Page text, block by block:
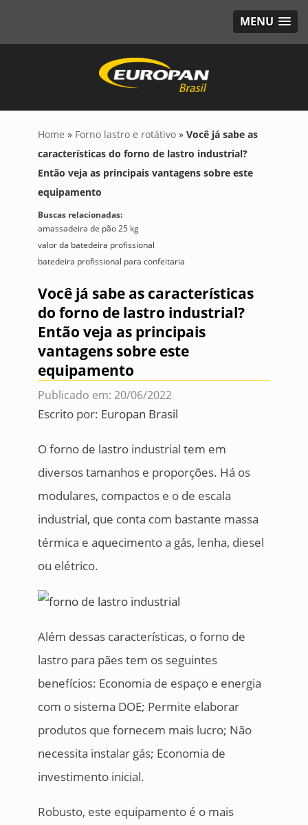
MENU
Home » Forno lastro e rotátivo » Você já sabe as
características do forno de lastro industrial?
Então veja as principais vantagens sobre este
equipamento
Buscas relacionadas:
amassadeira de pão 25 kg
valor da batedeira profissional
batedeira profissional para confeitaria
Você já sabe as características
do forno de lastro industrial?
Então veja as principais
vantagens sobre este
equipamento
Publicado em: 20/06/2022
Escrito por: Europan Brasil
O forno de lastro industrial tem em
diversos tamanhos e proporções. Há os
modulares, compactos e o de escala
industrial, que conta com bastante massa
térmica e aquecimento a gás, lenha, diesel
ou elétrico.
Além dessas características, o forno de
lastro para pães tem os seguintes
benefícios: Economia de espaço e energia
com o sistema DOE; Permite elaborar
produtos que fornecem mais lucro; Não
necessita instalar gás; Economia de
investimento inicial.
Robusto, este equipamento é o mais